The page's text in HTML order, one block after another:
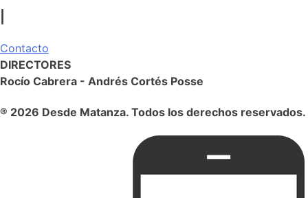
Contacto
DIRECTORES
Rocío Cabrera - Andrés Cortés Posse
® 2026 Desde Matanza. Todos los derechos reservados.